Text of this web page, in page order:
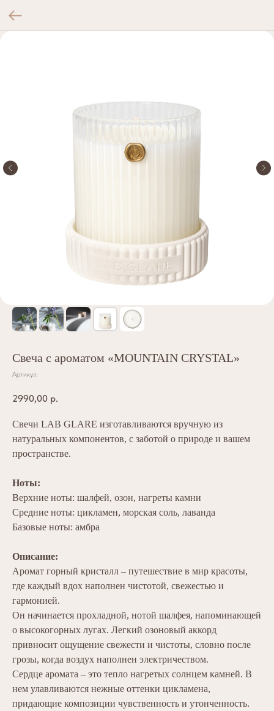
Свеча с ароматом «MOUNTAIN CRYSTAL»
Артикул:
2990,00 р.
Свечи LAB GLARE изготавливаются вручную из
натуральных компонентов, с заботой о природе и вашем
пространстве.
Ноты:
Верхние ноты: шалфей, озон, нагреты камни
Средние ноты: цикламен, морская соль, лаванда
Базовые ноты: амбра
Описание:
Аромат горный кристалл – путешествие в мир красоты,
где каждый вдох наполнен чистотой, свежестью и
гармонией.
Он начинается прохладной, нотой шалфея, напоминающей
о высокогорных лугах. Легкий озоновый аккорд
привносит ощущение свежести и чистоты, словно после
грозы, когда воздух наполнен электричеством.
Сердце аромата – это тепло нагретых солнцем камней. В
нем улавливаются нежные оттенки цикламена,
придающие композиции чувственность и утонченность.